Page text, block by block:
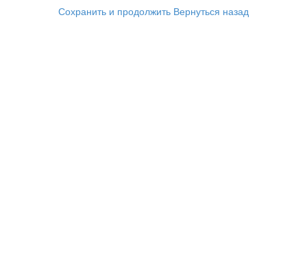
Сохранить и продолжить Вернуться назад